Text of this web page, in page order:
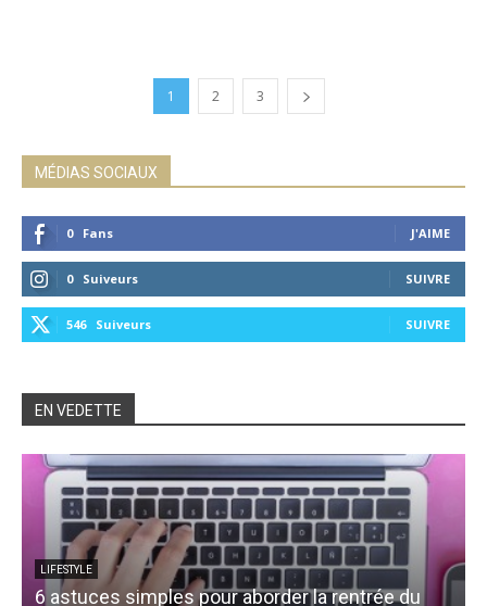
1 2 3
MÉDIAS SOCIAUX
0 Fans J'AIME
0 Suiveurs SUIVRE
546 Suiveurs SUIVRE
EN VEDETTE
LIFESTYLE
6 astuces simples pour aborder la rentrée du